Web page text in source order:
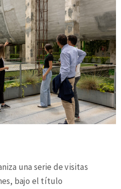
una serie de visitas
bajo el título